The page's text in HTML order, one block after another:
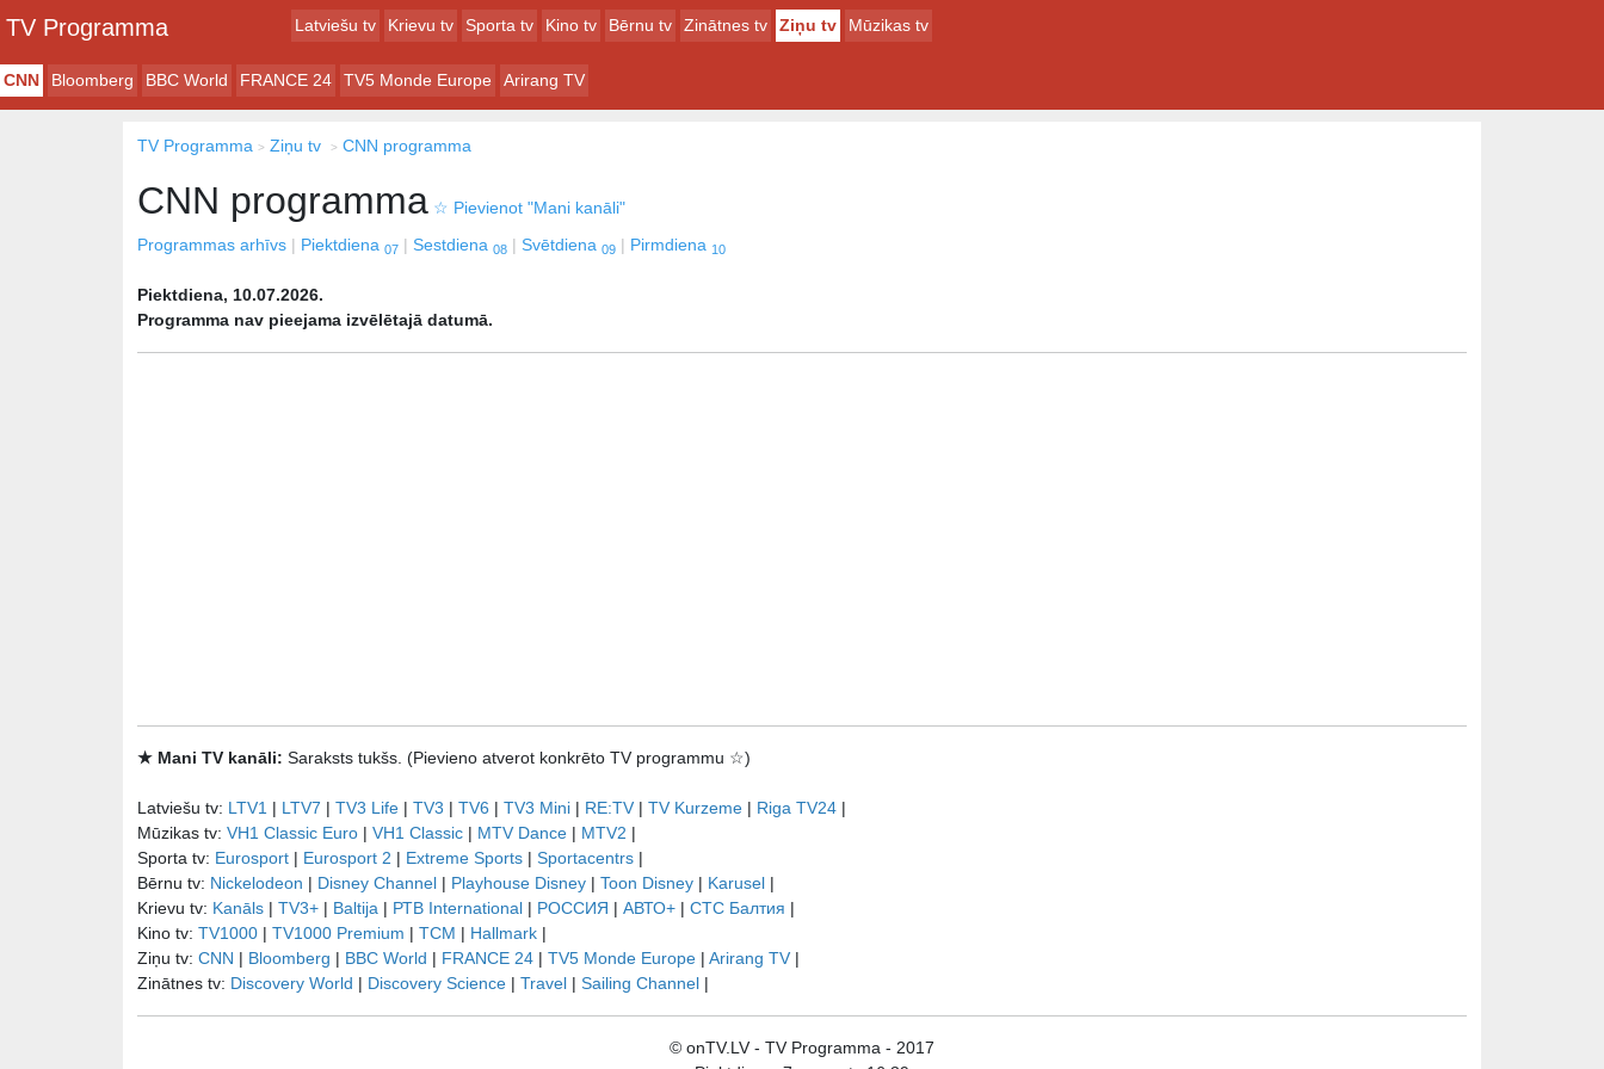
TV Programma Latviešu tv Krievu tv Sporta tv Kino tv Bērnu tv Zinātnes tv Ziņu tv Mūzikas tv
CNN Bloomberg BBC World FRANCE 24 TV5 Monde Europe Arirang TV
TV Programma Ziņu tv CNN programma
CNN programma ☆ Pievienot "Mani kanāli"
Programmas arhīvs
Piektdiena 07 Sestdiena 08 Svētdiena 09 Pirmdiena 10
Piektdiena, 10.07.2026.
Programma nav pieejama izvēlētajā datumā.
★ Mani TV kanāli: Saraksts tukšs. (Pievieno atverot konkrēto TV programmu ☆)
Latviešu tv: LTV1 | LTV7 | TV3 Life | TV3 | TV6 | TV3 Mini | RE:TV | TV Kurzeme | Riga TV24 |
Mūzikas tv: VH1 Classic Euro | VH1 Classic | MTV Dance | MTV2 |
Sporta tv: Eurosport | Eurosport 2 | Extreme Sports | Sportacentrs |
Bērnu tv: Nickelodeon | Disney Channel | Playhouse Disney | Toon Disney | Karusel |
Krievu tv: Kanāls | TV3+ | Baltija | РТB International | РОССИЯ | АВТО+ | СТС Балтия |
Kino tv: TV1000 | TV1000 Premium | TCM | Hallmark |
Ziņu tv: CNN | Bloomberg | BBC World | FRANCE 24 | TV5 Monde Europe | Arirang TV |
Zinātnes tv: Discovery World | Discovery Science | Travel | Sailing Channel |
© onTV.LV - TV Programma - 2017